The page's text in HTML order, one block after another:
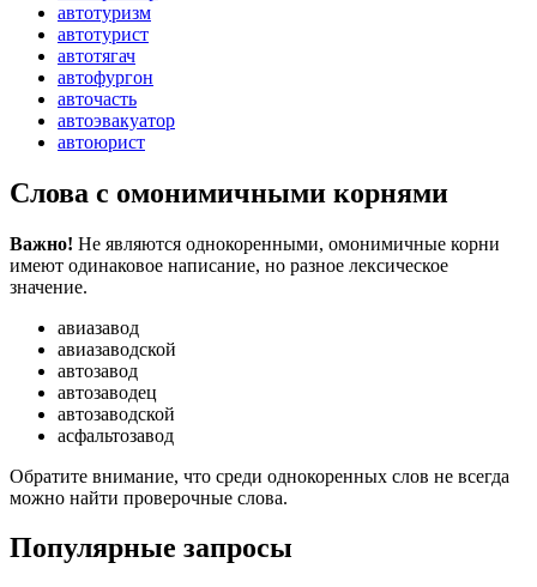
автотуризм
автотурист
автотягач
автофургон
авточасть
автоэвакуатор
автоюрист
Слова с омонимичными корнями
Важно! Не являются однокоренными, омонимичные корни
имеют одинаковое написание, но разное лексическое
значение.
авиазавод
авиазаводской
автозавод
автозаводец
автозаводской
асфальтозавод
Обратите внимание, что среди однокоренных слов не всегда
можно найти проверочные слова.
Популярные запросы